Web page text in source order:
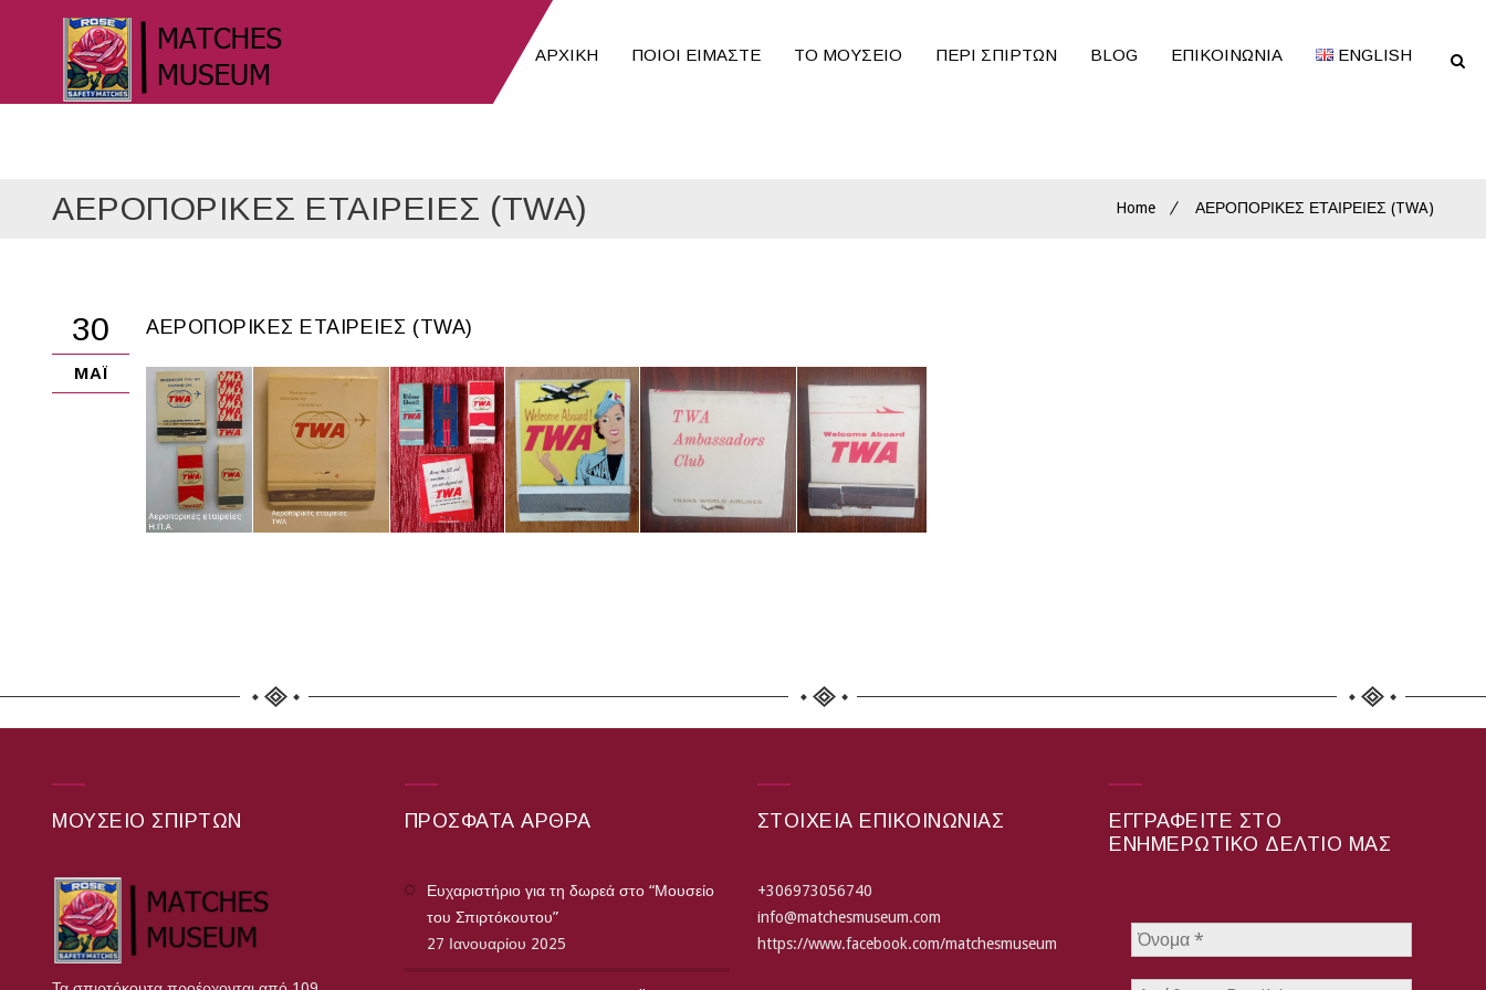
ΑΡΧΙΚΉ ΠΟΙΟΙ ΕΊΜΑΣΤΕ ΤΟ ΜΟΥΣΕΙΟ ΠΕΡΙ ΣΠΙΡΤΩΝ BLOG ΕΠΙΚΟΙΝΩΝΊΑ ENGLISH
ΑΕΡΟΠΟΡΙΚΕΣ ΕΤΑΙΡΕΙΕΣ (TWA) Home ΑΕΡΟΠΟΡΙΚΕΣ ΕΤΑΙΡΕΙΕΣ (TWA)
30
ΜΆΙ
ΑΕΡΟΠΟΡΙΚΕΣ ΕΤΑΙΡΕΙΕΣ (TWA)
ΜΟΥΣΕΊΟ ΣΠΊΡΤΩΝ ΠΡΌΣΦΑΤΑ ΆΡΘΡΑ
Ευχαριστήριο για τη δωρεά στο “Μουσείο
του Σπιρτόκουτου”
27 Ιανουαρίου 2025
ΣΤΟΙΧΕΙΑ ΕΠΙΚΟΙΝΩΝΙΑΣ
+306973056740
info@matchesmuseum.com
https://www.facebook.com/matchesmuseum
ΕΓΓΡΑΦΕΊΤΕ ΣΤΟ
ΕΝΗΜΕΡΩΤΙΚΌ ΔΕΛΤΊΟ ΜΑΣ